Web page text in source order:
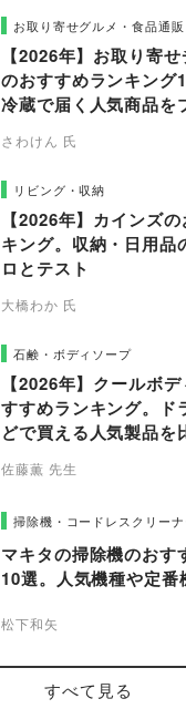
お取り寄せグルメ・食品通販
【2026年】お取り寄
のおすすめランキング
冷蔵で届く人気商品を
さわけん 氏
リビング・収納
【2026年】カインズ
キング。収納・日用品
ロとテスト
大橋わか 氏
石鹸・ボディソープ
【2026年】クールボ
すすめランキング。ド
どで買える人気製品を
佐藤薫 先生
掃除機・コードレスクリーナ
マキタの掃除機のおす
10選。人気機種や定番
松下和矢
すべて見る